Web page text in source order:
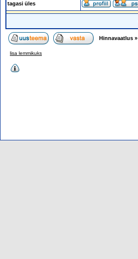
tagasi üles
Hinnavaatlus »
lisa lemmikuks